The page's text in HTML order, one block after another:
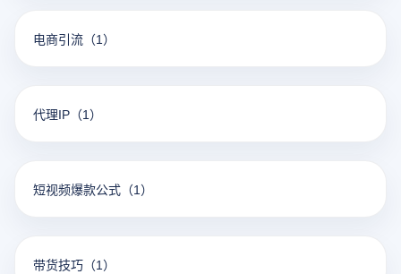
电商引流 （1）
代理IP （1）
短视频爆款公式 （1）
带货技巧 （1）